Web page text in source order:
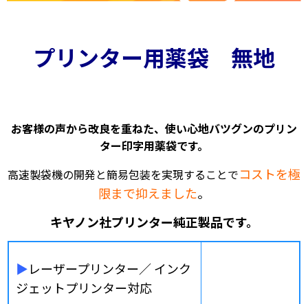
プリンター用薬袋 無地
お客様の声から改良を重ねた、使い心地バツグンのプリン
ター印字用薬袋です。
高速製袋機の開発と簡易包装を実現することでコストを極
限まで抑えました。
キヤノン社プリンター純正製品です。
▶レーザープリンター／ インク
ジェットプリンター対応